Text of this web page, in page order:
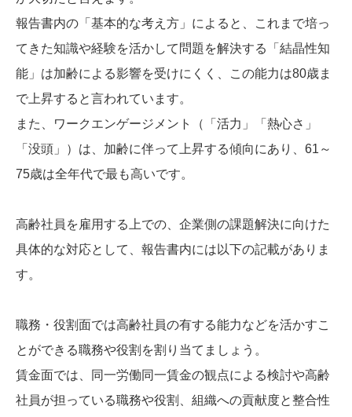
報告書内の「基本的な考え方」によると、これまで培っ
てきた知識や経験を活かして問題を解決する「結晶性知
能」は加齢による影響を受けにくく、この能力は80歳ま
で上昇すると言われています。
また、ワークエンゲージメント（「活力」「熱心さ」
「没頭」）は、加齢に伴って上昇する傾向にあり、61～
75歳は全年代で最も高いです。
高齢社員を雇用する上での、企業側の課題解決に向けた
具体的な対応として、報告書内には以下の記載がありま
す。
職務・役割面では高齢社員の有する能力などを活かすこ
とができる職務や役割を割り当てましょう。
賃金面では、同一労働同一賃金の観点による検討や高齢
社員が担っている職務や役割、組織への貢献度と整合性